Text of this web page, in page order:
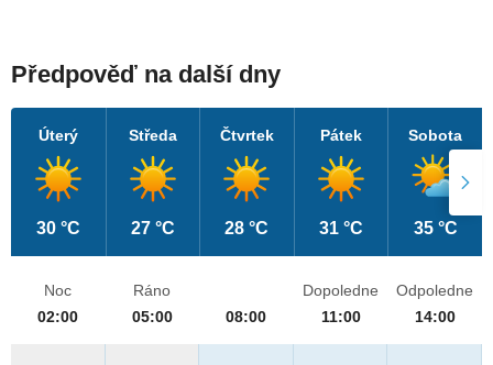
Předpověď na další dny
Úterý
30 °C
Středa
27 °C
Čtvrtek
28 °C
Pátek
31 °C
Sobota
35 °C
Noc
02:00
Ráno
05:00
08:00
Dopoledne
11:00
Odpoledne
14:00